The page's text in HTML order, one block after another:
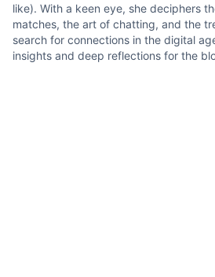
like). With a keen eye, she deciphers
matches, the art of chatting, and the
search for connections in the digital
insights and deep reflections for the